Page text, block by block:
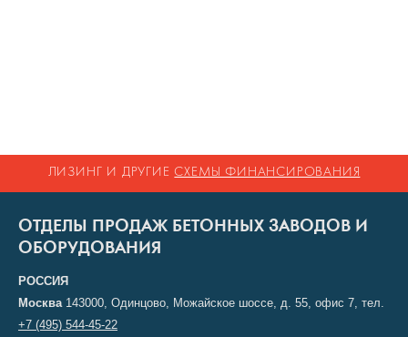
ЛИЗИНГ И ДРУГИЕ СХЕМЫ ФИНАНСИРОВАНИЯ
ОТДЕЛЫ ПРОДАЖ БЕТОННЫХ ЗАВОДОВ И
ОБОРУДОВАНИЯ
РОССИЯ
Москва143000, Одинцово, Можайское шоссе, д. 55, офис 7, тел.
+7 (495) 544-45-22